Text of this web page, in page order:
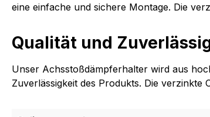
eine einfache und sichere Montage. Die
Qualität und
Unser Achsstoßdämpferhalter wird aus
Zuverlässigkeit des Produkts. Die